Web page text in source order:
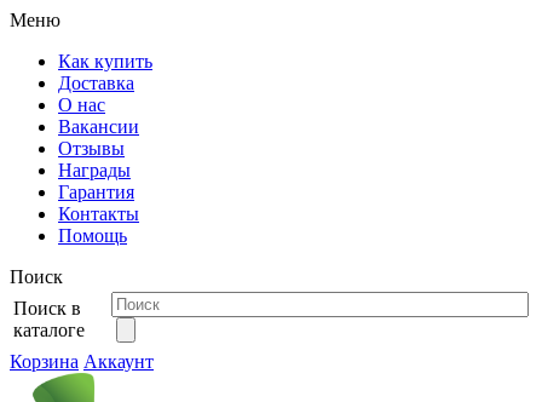
Меню
Как купить
Доставка
О нас
Вакансии
Отзывы
Награды
Гарантия
Контакты
Помощь
Поиск
Поиск в
каталоге
Корзина Аккаунт